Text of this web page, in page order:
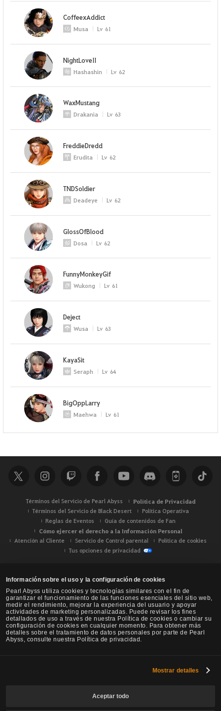
Información sobre el uso y la configuración de cookies
Pearl Abyss utiliza cookies y tecnologías similares con el fin de
garantizar el funcionamiento de las funciones esenciales del sitio web,
medir el rendimiento, mejorar la experiencia del usuario y apoyar
actividades de marketing personalizadas. Puede revisar los fines
detallados de uso a través de nuestra Política de cookies o cambiar su
configuración de cookies en cualquier momento. Para obtener más
detalles sobre el tratamiento de datos personales por parte de Pearl
Abyss, consulte nuestra Política de privacidad.
Mostrar detalles
Aceptar todo
CoffeexAddict
Musa Lv 61
NightLoveII
Hashashin Lv 62
WaxMustang
Drakania Lv 63
FreddieDredd
Erudita Lv 62
TNDSoldier
Deadeye Lv 62
GlossOfBlood
Dosa Lv 62
FunnyMonkeyGif
Wukong Lv 61
Deject
Wusa Lv 63
KayaSit
Seraph Lv 64
BigOppLarry
Maehwa Lv 61
Términos del Servicio de Pearl Abyss Política de Privacidad
Términos del Servicio de Black Desert
Política Operativa
Reglas de Eventos
Guía de contenidos de Fan
Cómo ejercer el derecho a la Información Personal
Atención al Cliente Servicio de Control parental
Política de cookies
Tus opciones de privacidad
Black Desert -NA / EU / Oceanía